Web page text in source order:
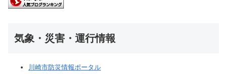
気象・災害・運行情報
川崎市防災情報ポータル